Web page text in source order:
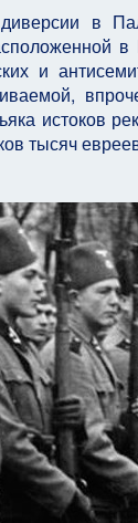
в
и
истоков
тысяч